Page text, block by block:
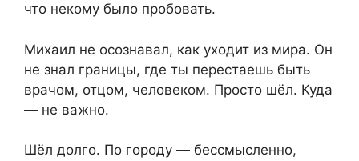
что некому было пробовать.
Михаил не осознавал, как уходит из мира. Он
не знал границы, где ты перестаешь быть
врачом, отцом, человеком. Просто шёл. Куда
— не важно.
Шёл долго. По городу — бессмысленно,